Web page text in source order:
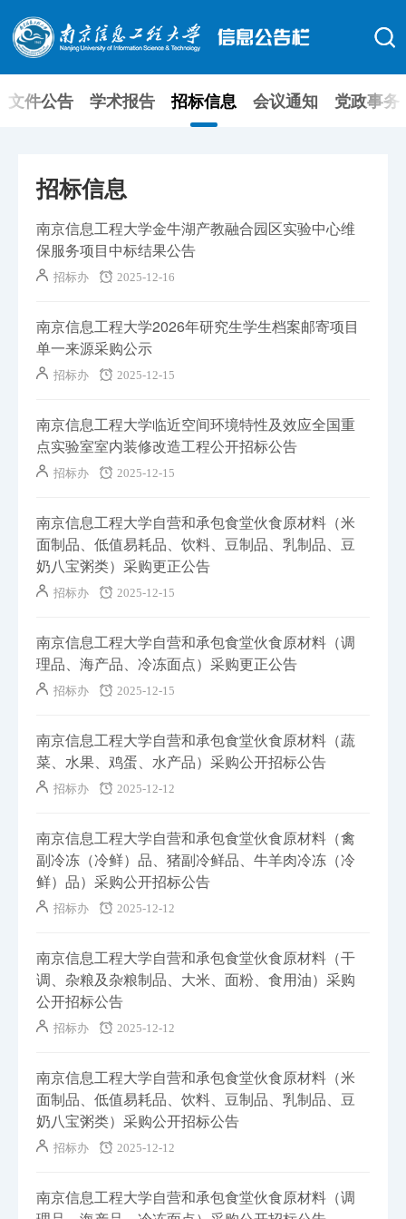
文件公告 学术报告 招标信息 会议通知 党政事务
招标信息
南京信息工程大学金牛湖产教融合园区实验中心维
保服务项目中标结果公告
招标办 2025-12-16
南京信息工程大学2026年研究生学生档案邮寄项目
单一来源采购公示
招标办 2025-12-15
南京信息工程大学临近空间环境特性及效应全国重
点实验室室内装修改造工程公开招标公告
招标办 2025-12-15
南京信息工程大学自营和承包食堂伙食原材料（米
面制品、低值易耗品、饮料、豆制品、乳制品、豆
奶八宝粥类）采购更正公告
招标办 2025-12-15
南京信息工程大学自营和承包食堂伙食原材料（调
理品、海产品、冷冻面点）采购更正公告
招标办 2025-12-15
南京信息工程大学自营和承包食堂伙食原材料（蔬
菜、水果、鸡蛋、水产品）采购公开招标公告
招标办 2025-12-12
南京信息工程大学自营和承包食堂伙食原材料（禽
副冷冻（冷鲜）品、猪副冷鲜品、牛羊肉冷冻（冷
鲜）品）采购公开招标公告
招标办 2025-12-12
南京信息工程大学自营和承包食堂伙食原材料（干
调、杂粮及杂粮制品、大米、面粉、食用油）采购
公开招标公告
招标办 2025-12-12
南京信息工程大学自营和承包食堂伙食原材料（米
面制品、低值易耗品、饮料、豆制品、乳制品、豆
奶八宝粥类）采购公开招标公告
招标办 2025-12-12
南京信息工程大学自营和承包食堂伙食原材料（调